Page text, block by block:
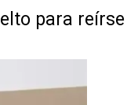
para